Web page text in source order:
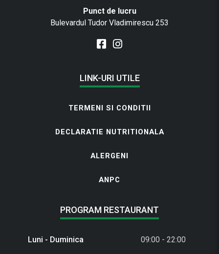
Punct de lucru
Bulevardul Tudor Vladimirescu 253
LINK-URI UTILE
TERMENI SI CONDITII
DECLARATIE NUTRITIONALA
ALERGENI
ANPC
PROGRAM RESTAURANT
Luni - Duminica 09:00 - 22:00